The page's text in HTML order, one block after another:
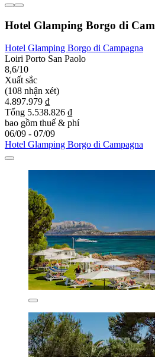
Hotel Glamping Borgo di
Hotel Glamping Borgo di Campagna
Loiri Porto San Paolo
8,6/10
Xuất sắc
(108 nhận xét)
4.897.979 ₫
Tổng 5.538.826 ₫
bao gồm thuế & phí
06/09 - 07/09
Hotel Glamping Borgo di Campagna